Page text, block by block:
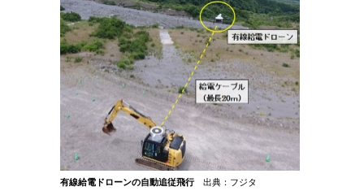
有線給電ドローンの自動追従飛行 出典：フジタ